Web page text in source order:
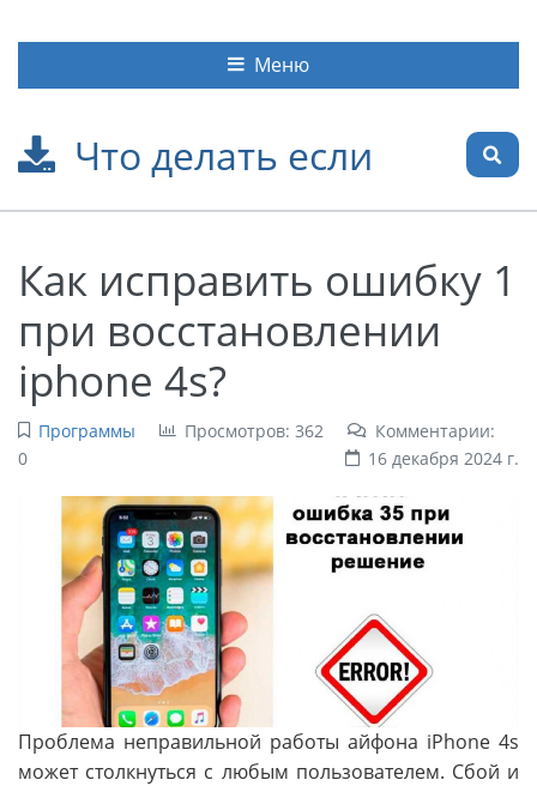
Что делать если
Меню
Как исправить ошибку 1
при восстановлении
iphone 4s?
Программы Просмотров: 362
Комментарии:
0
16 декабря 2024 г.
Проблема неправильной работы айфона iPhone 4s
может столкнуться с любым пользователем. Сбой и